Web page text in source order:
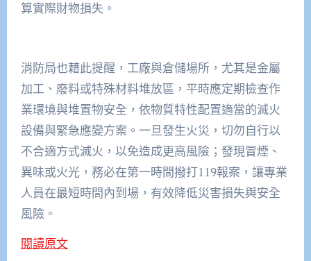
算實際財物損失。
消防局也藉此提醒，工廠與倉儲場所，尤其是金屬
加工、廢料或特殊材料堆放區，平時應定期檢查作
業環境與堆置物安全，依物質特性配置適當的滅火
設備與緊急應變方案。一旦發生火災，切勿自行以
不合適方式滅火，以免造成更高風險；發現冒煙、
異味或火光，務必在第一時間撥打119報案，讓專業
人員在最短時間內到場，有效降低災害損失與安全
風險。
閱讀原文